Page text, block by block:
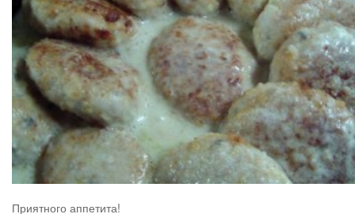
Приятного аппетита!